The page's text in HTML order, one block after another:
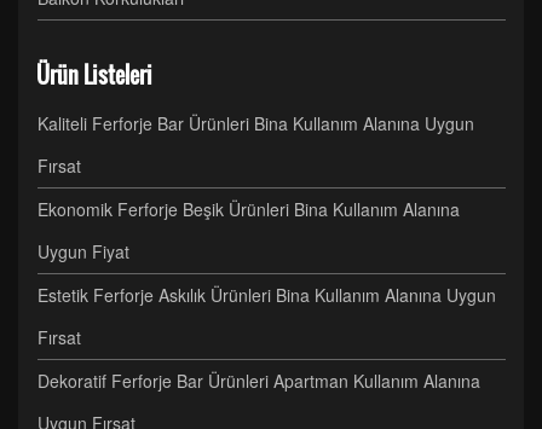
Ürün Listeleri
Kaliteli Ferforje Bar Ürünleri Bina Kullanım Alanına Uygun
Fırsat
Ekonomik Ferforje Beşik Ürünleri Bina Kullanım Alanına
Uygun Fiyat
Estetik Ferforje Askılık Ürünleri Bina Kullanım Alanına Uygun
Fırsat
Dekoratif Ferforje Bar Ürünleri Apartman Kullanım Alanına
Uygun Fırsat